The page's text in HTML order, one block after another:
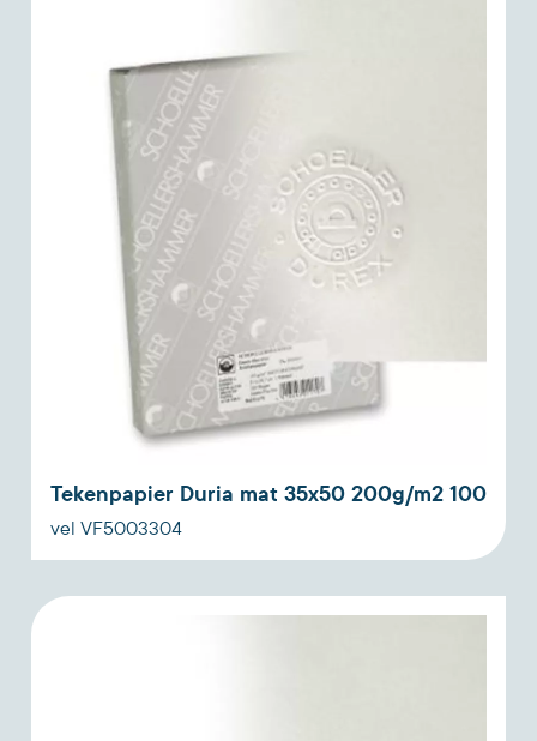
Tekenpapier Duria mat 35x50 200g/m2 100
vel VF5003304